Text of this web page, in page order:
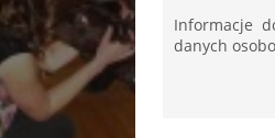
Informacje
danych